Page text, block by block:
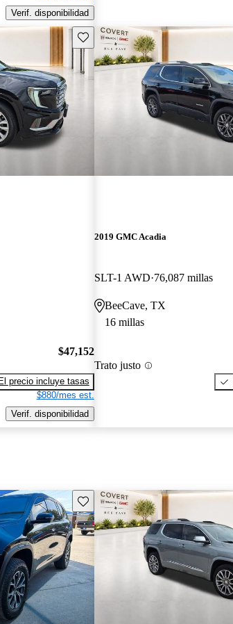
Verif. disponibilidad
Guarda este Aviso
$47,152
El precio incluye tasas
$880/mes est.
Verif. disponibilidad
2019 GMC Acadia
SLT-1 AWD 76,087 millas
BeeCave, TX
16 millas
Trato justo
Guarda este Aviso